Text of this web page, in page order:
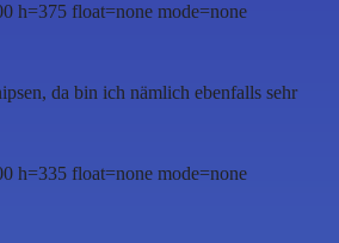
h=375 float=none mode=none
da bin ich nämlich ebenfalls sehr
h=335 float=none mode=none